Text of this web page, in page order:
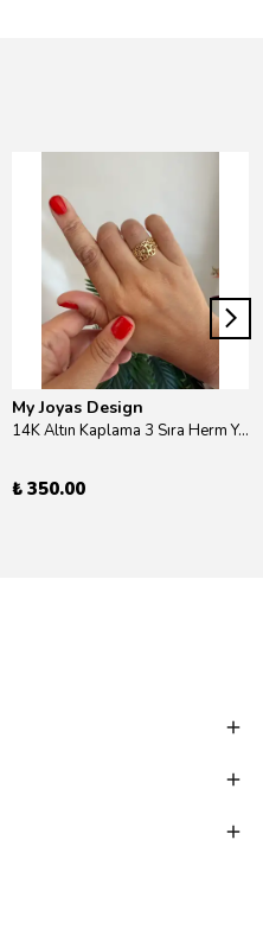
My Joyas Design
14K Altın Kaplama 3 Sıra Herm Yüzük Gold
₺ 350.00